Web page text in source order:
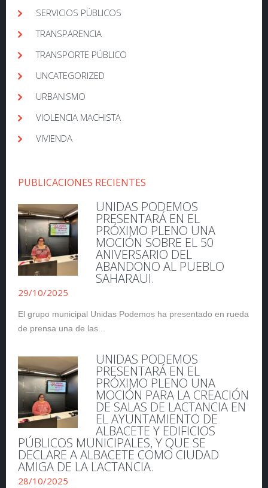
SERVICIOS PÚBLICOS
TRANSPARENCIA
TRANSPORTE PÚBLICO
UNCATEGORIZED
URBANISMO
VIOLENCIA MACHISTA
VIVIENDA
PUBLICACIONES RECIENTES
UNIDAS PODEMOS
PRESENTARÁ EN EL
PRÓXIMO PLENO UNA
MOCIÓN SOBRE EL 50
ANIVERSARIO DEL
ABANDONO AL PUEBLO
SAHARAUI.
29/10/2025
El grupo municipal Unidas Podemos ha presentado en rueda
de prensa una de las...
UNIDAS PODEMOS
PRESENTARÁ EN EL
PRÓXIMO PLENO UNA
MOCIÓN PARA LA CREACIÓN
DE SALAS DE LACTANCIA EN
EL AYUNTAMIENTO DE
ALBACETE Y EDIFICIOS
PÚBLICOS MUNICIPALES, Y QUE SE
DECLARE A ALBACETE COMO CIUDAD
AMIGA DE LA LACTANCIA.
28/10/2025